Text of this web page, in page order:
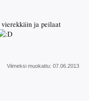
ja peilaat
Viimeksi muokattu: 07.06.2013